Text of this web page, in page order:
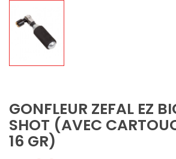
GONFLEUR ZEFAL EZ
SHOT (AVEC
16 GR)